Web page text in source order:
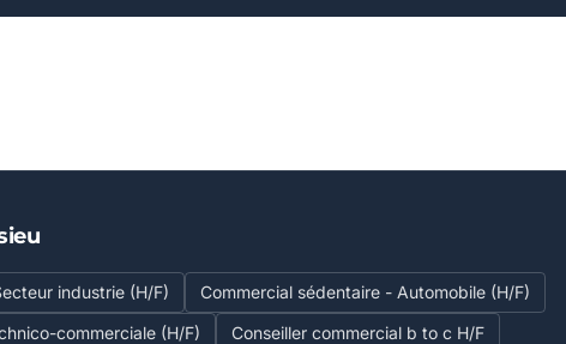
industrie (H/F)
Commercial sédentaire - Automobile (H/F)
commerciale (H/F)
Conseiller commercial b to c H/F